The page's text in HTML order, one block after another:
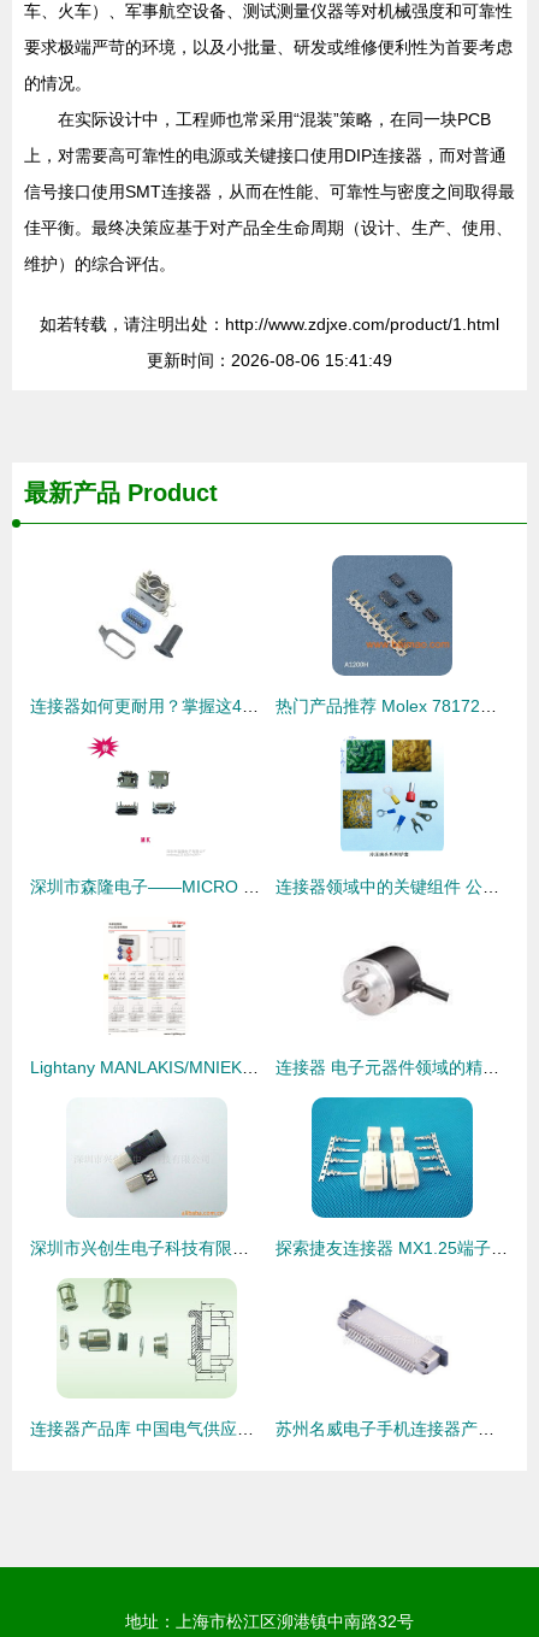
车、火车）、军事航空设备、测试测量仪器等对机械强度和可靠性
要求极端严苛的环境，以及小批量、研发或维修便利性为首要考虑
的情况。
在实际设计中，工程师也常采用“混装”策略，在同一块PCB
上，对需要高可靠性的电源或关键接口使用DIP连接器，而对普通
信号接口使用SMT连接器，从而在性能、可靠性与密度之间取得最
佳平衡。最终决策应基于对产品全生命周期（设计、生产、使用、
维护）的综合评估。
如若转载，请注明出处：http://www.zdjxe.com/product/1.html
更新时间：2026-08-06 15:41:49
最新产品 Product
地址：上海市松江区泖港镇中南路32号